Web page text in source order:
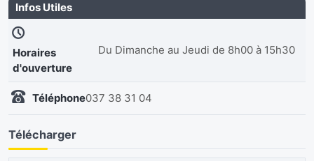
Infos Utiles
Horaires
d'ouverture
Du Dimanche au Jeudi de 8h00 à 15h30
Téléphone037 38 31 04
Télécharger